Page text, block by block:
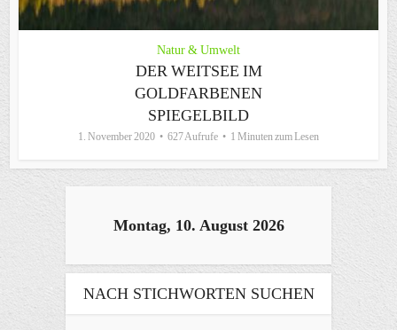
Natur & Umwelt
DER WEITSEE IM
GOLDFARBENEN
SPIEGELBILD
1. November 2020 627 Aufrufe 1 Minuten zum Lesen
Montag, 10. August 2026
NACH STICHWORTEN SUCHEN